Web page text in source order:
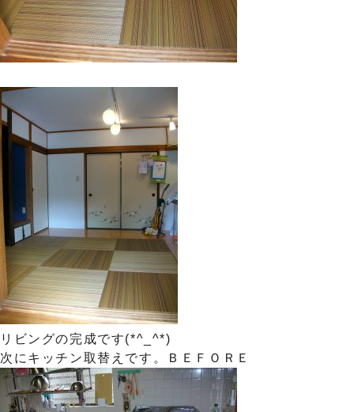
リビングの完成です(*^_^*)
次にキッチン取替えです。ＢＥＦＯＲＥ